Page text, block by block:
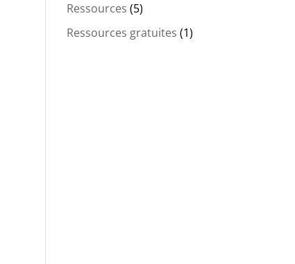
Ressources (5)
Ressources gratuites (1)